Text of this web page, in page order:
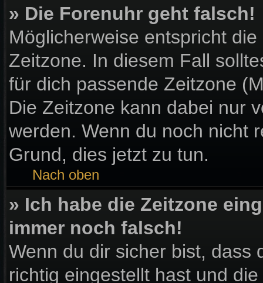
» Die Forenuhr geht falsch!
Möglicherweise entspricht
Zeitzone. In diesem Fall
für dich passende Zeitzone
Die Zeitzone kann dabei nur
werden. Wenn du noch nicht
Grund, dies jetzt zu tun.
Nach oben
» Ich habe die Zeitzone
immer noch falsch!
Wenn du dir sicher bist, dass
richtig eingestellt hast und